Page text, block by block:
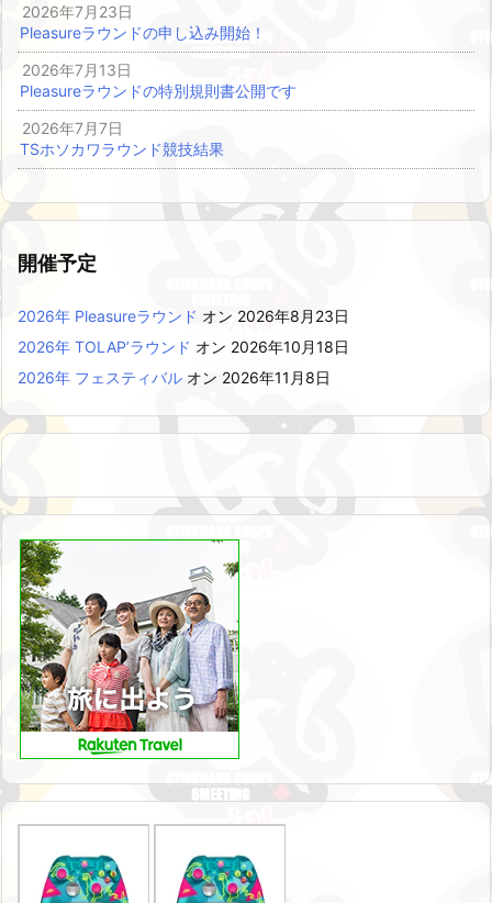
2026年7月23日
Pleasureラウンドの申し込み開始！
2026年7月13日
Pleasureラウンドの特別規則書公開です
2026年7月7日
TSホソカワラウンド競技結果
開催予定
2026年 Pleasureラウンド オン 2026年8月23日
2026年 TOLAP’ラウンド オン 2026年10月18日
2026年 フェスティバル オン 2026年11月8日